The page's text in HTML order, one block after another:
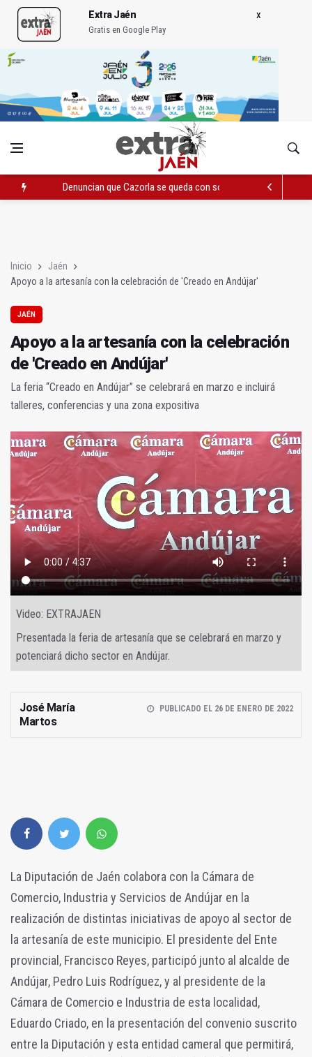
Extra Jaén
Gratis en Google Play
Denuncian que Cazorla se queda con solo dos bomberos por
Inicio
Jaén
Apoyo a la artesanía con la celebración de 'Creado en Andújar'
JAÉN
Apoyo a la artesanía con la celebración
de 'Creado en Andújar'
La feria “Creado en Andújar” se celebrará en marzo e incluirá
talleres, conferencias y una zona expositiva
Video: EXTRAJAEN
Presentada la feria de artesanía que se celebrará en marzo y
potenciará dicho sector en Andújar.
José María
Martos
PUBLICADO EL 26 DE ENERO DE 2022
La Diputación de Jaén colabora con la Cámara de
Comercio, Industria y Servicios de Andújar en la
realización de distintas iniciativas de apoyo al sector de
la artesanía de este municipio. El presidente del Ente
provincial, Francisco Reyes, participó junto al alcalde de
Andújar, Pedro Luis Rodríguez, y al presidente de la
Cámara de Comercio e Industria de esta localidad,
Eduardo Criado, en la presentación del convenio suscrito
entre la Diputación y esta entidad cameral que permitirá,